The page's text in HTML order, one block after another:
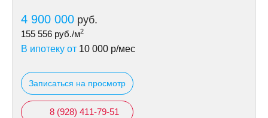
4 900 000 руб.
155 556 руб./м2
В ипотеку от 10 000 р/мес
Записаться на просмотр
8 (928) 411-79-51